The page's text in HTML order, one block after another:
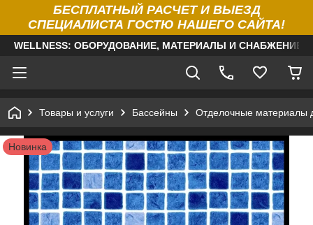
БЕСПЛАТНЫЙ РАСЧЕТ И ВЫЕЗД
СПЕЦИАЛИСТА ГОСТЮ НАШЕГО САЙТА!
WELLNESS: ОБОРУДОВАНИЕ, МАТЕРИАЛЫ И
Товары и услуги Бассейны Отделочные материалы
Новинка